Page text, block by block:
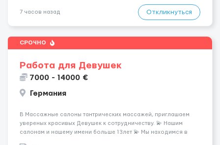
7 часов назад Откликнуться
СРОЧНО
Работа для Девушек
7000 - 14000 €
Германия
В Массажные салоны тантрических массажей, приглашаем
увереных красивых Девушек к сотрудничеству. 💫 Нашим
салонам и нашему имени больше 13лет 💫 Мы находимся в